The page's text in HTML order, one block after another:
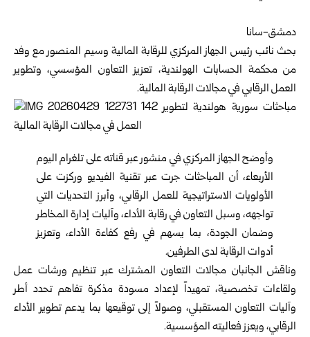
دمشق-سانا
بحث نائب رئيس الجهاز المركزي للرقابة المالية وسيم المنصور مع وفد
من محكمة الحسابات الهولندية، تعزيز التعاون المؤسسي، وتطوير
العمل الرقابي في مجالات الرقابة المالية.
وأوضحالجهاز المركزيفي منشور عبر قناته على تلغرام اليوم
الأربعاء، أن المباحثات جرت عبر تقنية الفيديو وركزت على
الأولويات الاستراتيجية للعمل الرقابي، وأبرز التحديات التي
تواجهه، وسبل التعاون في رقابة الأداء، وآليات إدارة المخاطر
وضمان الجودة، بما يسهم في رفع كفاءة الأداء، وتعزيز
أدوات الرقابة لدى الطرفين.
وناقش الجانبان مجالات التعاون المشترك عبر تنظيم ورشات عمل
ولقاءات تخصصية، تمهيداً لإعداد مسودة مذكرة تفاهم تحدد أطر
وآليات التعاون المستقبلي، وصولاً إلى توقيعها بما يدعم تطوير الأداء
الرقابي، ويعزز فعاليته المؤسسية.